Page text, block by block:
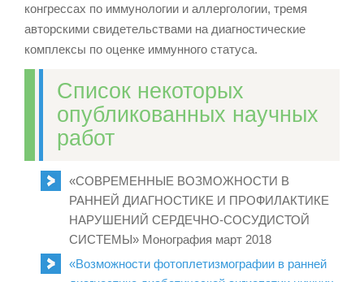
конгрессах по иммунологии и аллергологии, тремя
авторскими свидетельствами на диагностические
комплексы по оценке иммунного статуса.
Список некоторых
опубликованных научных
работ
«СОВРЕМЕННЫЕ ВОЗМОЖНОСТИ В
РАННЕЙ ДИАГНОСТИКЕ И ПРОФИЛАКТИКЕ
НАРУШЕНИЙ СЕРДЕЧНО-СОСУДИСТОЙ
СИСТЕМЫ» Монография март 2018
«Возможности фотоплетизмографии в ранней